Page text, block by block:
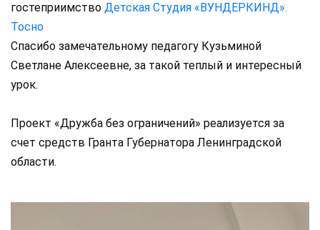
гостеприимство Детская Студия «ВУНДЕРКИНД».
Тосно
Спасибо замечательному педагогу Кузьминой
Светлане Алексеевне, за такой теплый и интересный
урок.
Проект «Дружба без ограничений» реализуется за
счет средств Гранта Губернатора Ленинградской
области.